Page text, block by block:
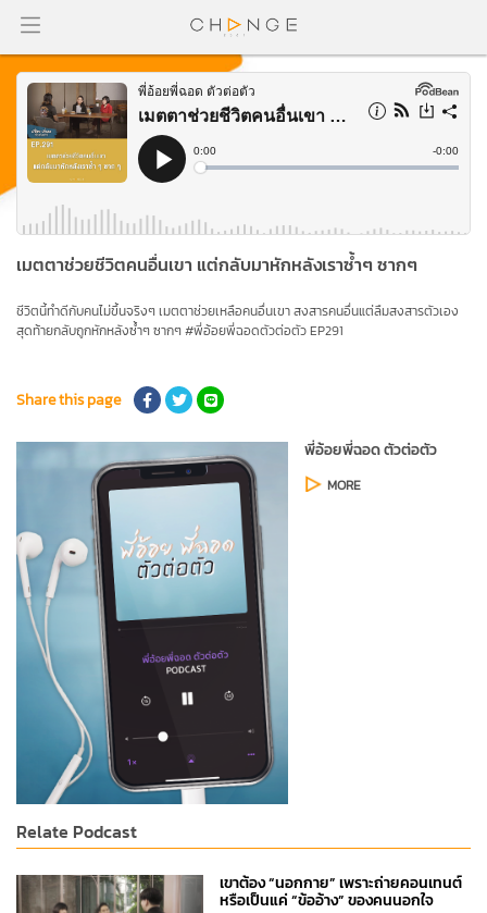
เมตตาช่วยชีวิตคนอื่นเขา แต่กลับมาหักหลังเราซ้ำๆ ซากๆ
ชีวิตนี้ทำดีกับคนไม่ขึ้นจริงๆ เมตตาช่วยเหลือคนอื่นเขา สงสารคนอื่นแต่ลืมสงสารตัวเอง
สุดท้ายกลับถูกหักหลังซ้ำๆ ซากๆ #พี่อ้อยพี่ฉอดตัวต่อตัว EP291
Share this page
พี่อ้อยพี่ฉอด ตัวต่อตัว
MORE
Relate Podcast
เขาต้อง “นอกกาย” เพราะถ่ายคอนเทนต์
หรือเป็นแค่ “ข้ออ้าง” ของคนนอกใจ